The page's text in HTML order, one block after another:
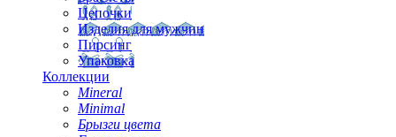
Цепочки
Изделия для мужчин
Пирсинг
Упаковка
Коллекции
Mineral
Minimal
Брызги цвета